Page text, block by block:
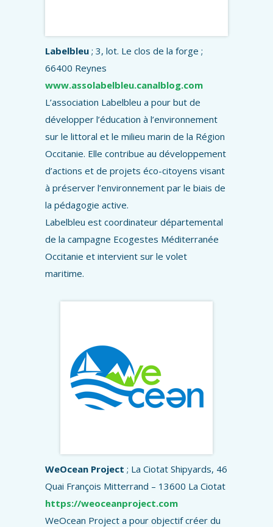
Labelbleu ; 3, lot. Le clos de la forge ;
66400 Reynes
www.assolabelbleu.canalblog.com
L’association Labelbleu a pour but de
développer l’éducation à l’environnement
sur le littoral et le milieu marin de la Région
Occitanie. Elle contribue au développement
d’actions et de projets éco-citoyens visant
à préserver l’environnement par le biais de
la pédagogie active.
Labelbleu est coordinateur départemental
de la campagne Ecogestes Méditerranée
Occitanie et intervient sur le volet
maritime.
WeOcean Project ; La Ciotat Shipyards, 46
Quai François Mitterrand – 13600 La Ciotat
https://weoceanproject.com
WeOcean Project a pour objectif créer du